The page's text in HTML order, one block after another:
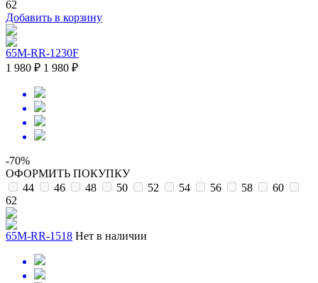
62
Добавить в корзину
65M-RR-1230F
1 980 ₽ 1 980 ₽
-70%
ОФОРМИТЬ ПОКУПКУ
44
46 48 50 52 54 56 58
60
62
65M-RR-1518 Нет в наличии